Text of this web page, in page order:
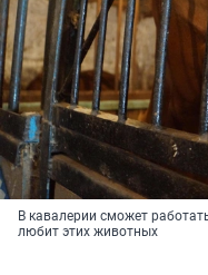
В кавалерии сможет
любит этих животных